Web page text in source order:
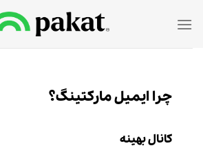
چرا ایمیل مارکتینگ؟
کانال بهینه